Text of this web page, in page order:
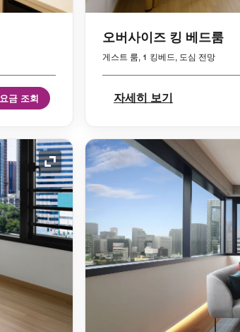
요금 조회
오버사이즈 킹 베드룸
게스트 룸, 1 킹베드, 도심 전망
자세히 보기
확장 아이콘